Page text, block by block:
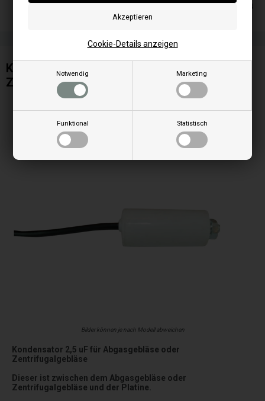
Notwendig Marketing
Funktional Statistisch
Cookie-Details anzeigen
Lieferung 2-4
Kondensator 2,5 uF für Abgasgebläse oder
Zentrifugalgebläse
Bilder können je nach Modell abweichen
Kondensator 2,5 uF für Abgasgebläse oder
Zentrifugalgebläse
Dieser ist zwischen dem Abgasgebläse oder
Zentrifugalgebläse und der Platine.